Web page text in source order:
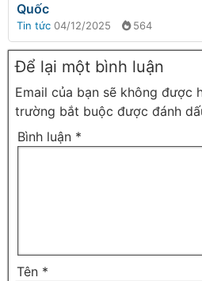
Quốc
Tin tức 04/12/2025 564
Để lại một bình luận
Email của bạn sẽ không được
trường bắt buộc được đánh
Bình luận *
Tên *